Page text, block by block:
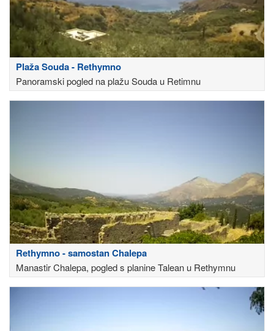
Plaža Souda - Rethymno
Panoramski pogled na plažu Souda u Retimnu
Rethymno - samostan Chalepa
Manastir Chalepa, pogled s planine Talean u Rethymnu